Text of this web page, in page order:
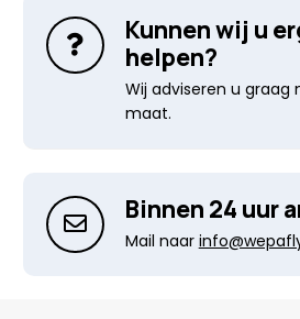
Kunnen wij u
helpen?
Wij adviseren u graag
maat.
Binnen 24 uur
Mail naar